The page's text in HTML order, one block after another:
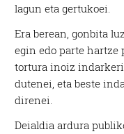
lagun eta gertukoei.
Era berean, gonbita
egin edo parte
tortura inoiz
dutenei, eta beste
direnei.
Deialdia ardura